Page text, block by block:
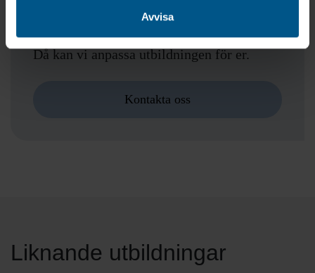
Avvisa
Är ni flera som vill gå samma utbildning?
Då kan vi anpassa utbildningen för er.
Kontakta oss
Liknande utbildningar